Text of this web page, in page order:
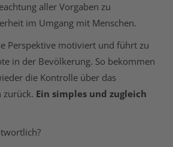
aller Vorgaben zu
im Umgang mit Menschen.
Perspektive motiviert und führt zu
in der Bevölkerung. So bekommen
die Kontrolle über das
zurück. Ein simples und zugleich